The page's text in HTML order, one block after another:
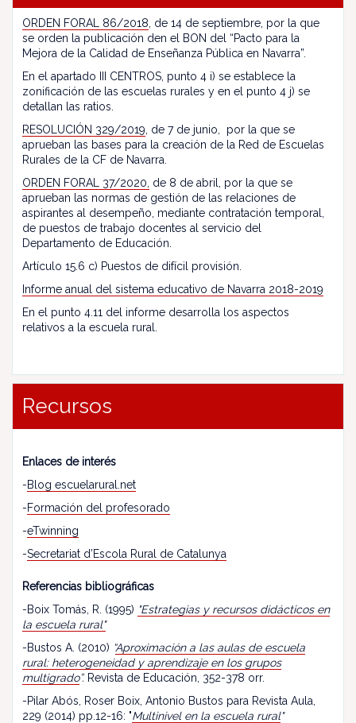
ORDEN FORAL 86/2018 , de 14 de septiembre, por la que
se orden la publicación den el BON del “Pacto para la
Mejora de la Calidad de Enseñanza Pública en Navarra”.
En el apartado III CENTROS, punto 4 i) se establece la
zonificación de las escuelas rurales y en el punto 4 j) se
detallan las ratios.
RESOLUCIÓN 329/2019 , de 7 de junio, por la que se
aprueban las bases para la creación de la Red de Escuelas
Rurales de la CF de Navarra.
ORDEN FORAL 37/2020, de 8 de abril, por la que se
aprueban las normas de gestión de las relaciones de
aspirantes al desempeño, mediante contratación temporal,
de puestos de trabajo docentes al servicio del
Departamento de Educación.
Artículo 15.6 c) Puestos de difícil provisión.
Informe anual del sistema educativo de Navarra 2018-2019
En el punto 4.11 del informe desarrolla los aspectos
relativos a la escuela rural.
Recursos
Enlaces de interés
-Blog escuelarural.net
-Formación del profesorado
-eTwinning
-Secretariat d’Escola Rural de Catalunya
Referencias bibliográficas
-Boix Tomás, R. (1995) "Estrategias y recursos didácticos en
la escuela rural"
-Bustos A. (2010) “Aproximación a las aulas de escuela
rural: heterogeneidad y aprendizaje en los grupos
multigrado”. Revista de Educación, 352-378 orr.
-Pilar Abós, Roser Boix, Antonio Bustos para Revista Aula,
229 (2014) pp.12-16: "Multinivel en la escuela rural"